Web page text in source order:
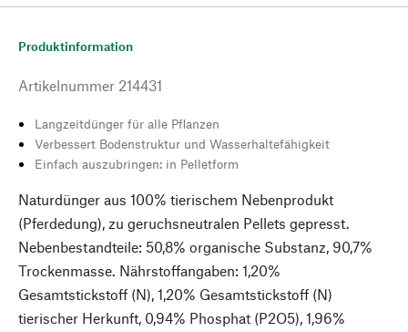
Produktinformation
Artikelnummer 214431
Langzeitdünger für alle Pflanzen
Verbessert Bodenstruktur und Wasserhaltefähigkeit
Einfach auszubringen: in Pelletform
Naturdünger aus 100% tierischem Nebenprodukt
(Pferdedung), zu geruchsneutralen Pellets gepresst.
Nebenbestandteile: 50,8% organische Substanz, 90,7%
Trockenmasse. Nährstoffangaben: 1,20%
Gesamtstickstoff (N), 1,20% Gesamtstickstoff (N)
tierischer Herkunft, 0,94% Phosphat (P2O5), 1,96%